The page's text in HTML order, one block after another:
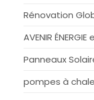
Rénovation
AVENIR
Panneaux
pompes à